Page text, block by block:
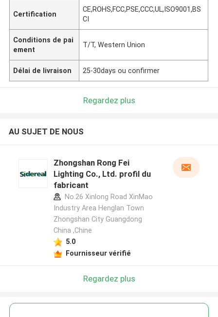
Certification
CE,ROHS,FCC,PSE,CCC,UL,ISO9001,BS
CI
Conditions de pai
ement
T/T, Western Union
Délai de livraison 25-30days ou confirmer
Regardez plus
AU SUJET DE NOUS
Zhongshan Rong Fei
Lighting Co., Ltd. profil du
fabricant
No.26 Xinlong Road XinMao
Industry Area Henglan Town
Zhongshan City Guangdong
China ,Chine
5.0
Fournisseur vérifié
Regardez plus